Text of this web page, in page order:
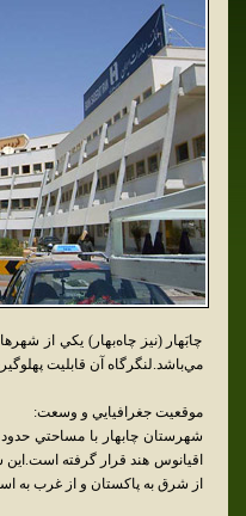
چابَهار (نيز چاه‌بهار) يکي از
مي‌باشد.لنگرگاه آن قابليت
موقعيت جغرافيايي و وسعت:
اقيانوس هند قرار گرفته
از شرق به پاکستان و از غرب به